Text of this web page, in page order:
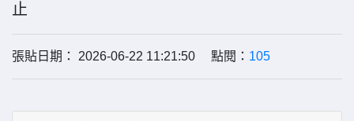
止
張貼日期： 2026-06-22 11:21:50 點閱： 105